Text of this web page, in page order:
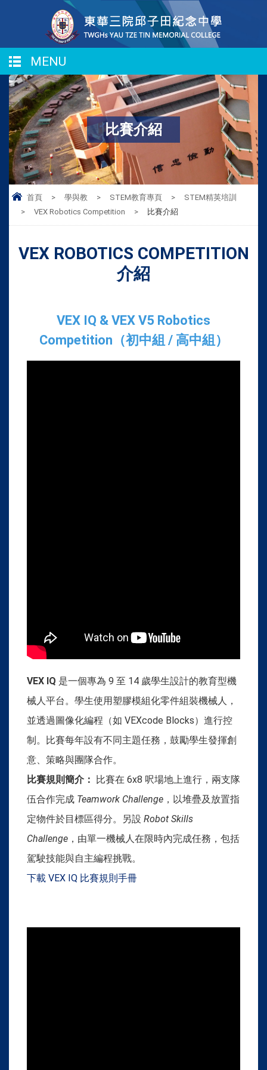
MENU
比賽介紹
首頁 > 學與教 > STEM教育專頁 >
STEM精英培訓
>
VEX Robotics Competition > 比賽介紹
VEX ROBOTICS COMPETITION
介紹
VEX IQ & VEX V5 Robotics
Competition（初中組 / 高中組）
VEX IQ 是一個專為 9 至 14 歲學生設計的教育型機
械人平台。學生使用塑膠模組化零件組裝機械人，
並透過圖像化編程（如 VEXcode Blocks）進行控
制。比賽每年設有不同主題任務，鼓勵學生發揮創
意、策略與團隊合作。
比賽規則簡介：
比賽在 6x8 呎場地上進行，兩支隊
伍合作完成 Teamwork Challenge ，以堆疊及放置指
定物件於目標區得分。另設 Robot Skills
Challenge ，由單一機械人在限時內完成任務，包括
駕駛技能與自主編程挑戰。
下載 VEX IQ 比賽規則手冊